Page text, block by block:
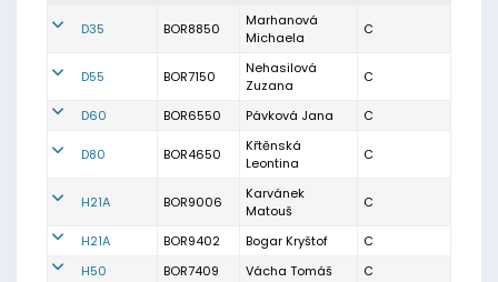
D35 BOR8850
Marhanová
Michaela
C
D55 BOR7150
Nehasilová
Zuzana
C
D60 BOR6550 Pávková Jana C
D80 BOR4650
Křtěnská
Leontina
C
H21A BOR9006
Karvánek
Matouš
C
H21A BOR9402 Bogar Kryštof
C
H50
BOR7409 Vácha Tomáš C